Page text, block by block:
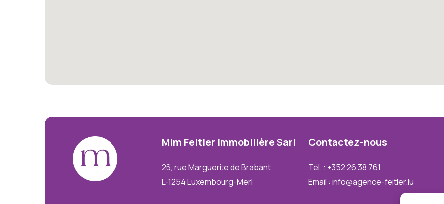
Mim Feitler ImmobilièreSarl
26, rue Marguerite de Brabant
L-1254 Luxembourg-Merl
Contactez-nous
Tél. : +352 26 38 761
Email : info@agence-feitler.lu